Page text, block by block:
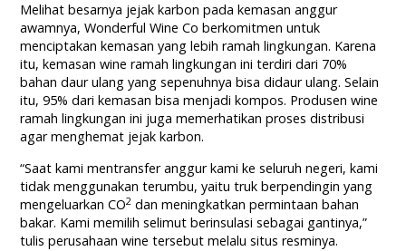
Melihat besarnya jejak karbon pada kemasan anggur
awamnya, Wonderful Wine Co berkomitmen untuk
menciptakan kemasan yang lebih ramah lingkungan. Karena
itu, kemasan wine ramah lingkungan ini terdiri dari 70%
bahan daur ulang yang sepenuhnya bisa didaur ulang. Selain
itu, 95% dari kemasan bisa menjadi kompos. Produsen wine
ramah lingkungan ini juga memerhatikan proses distribusi
agar menghemat jejak karbon.
“Saat kami mentransfer anggur kami ke seluruh negeri, kami
tidak menggunakan terumbu, yaitu truk berpendingin yang
mengeluarkan CO2 dan meningkatkan permintaan bahan
bakar. Kami memilih selimut berinsulasi sebagai gantinya,”
tulis perusahaan wine tersebut melalu situs resminya.